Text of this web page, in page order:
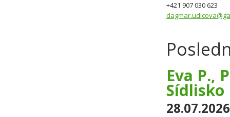
+421 907 030 623
Eva P.,
Sídlisko
28.07.2026